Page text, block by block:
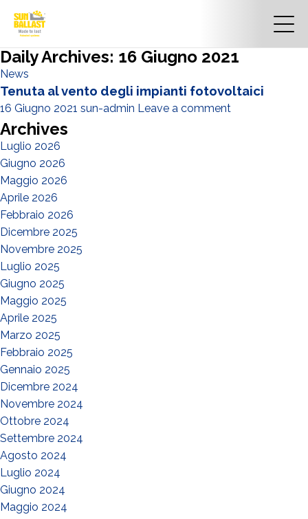
Daily Archives: 16 Giugno 2021
News
Tenuta al vento degli impianti fotovoltaici
16 Giugno 2021 sun-admin Leave a comment
Archives
Luglio 2026
Giugno 2026
Maggio 2026
Aprile 2026
Febbraio 2026
Dicembre 2025
Novembre 2025
Luglio 2025
Giugno 2025
Maggio 2025
Aprile 2025
Marzo 2025
Febbraio 2025
Gennaio 2025
Dicembre 2024
Novembre 2024
Ottobre 2024
Settembre 2024
Agosto 2024
Luglio 2024
Giugno 2024
Maggio 2024